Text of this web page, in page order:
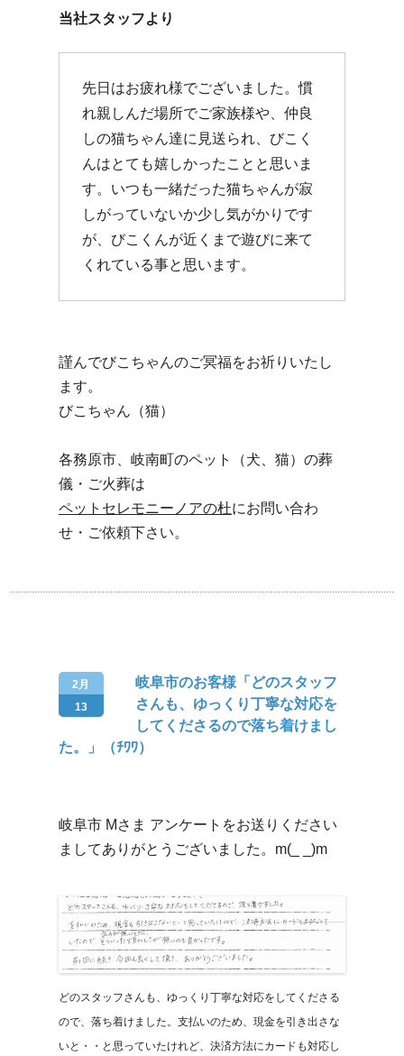
当社スタッフより
先日はお疲れ様でございました。慣
れ親しんだ場所でご家族様や、仲良
しの猫ちゃん達に見送られ、びこく
んはとても嬉しかったことと思いま
す。いつも一緒だった猫ちゃんが寂
しがっていないか少し気がかりです
が、びこくんが近くまで遊びに来て
くれている事と思います。
謹んでびこちゃんのご冥福をお祈りいたし
ます。
びこちゃん（猫）
各務原市、岐南町のペット（犬、猫）の葬
儀・ご火葬は
ペットセレモニーノアの杜にお問い合わ
せ・ご依頼下さい。
2月
13
岐阜市のお客様「どのスタッフ
さんも、ゆっくり丁寧な対応を
してくださるので落ち着けまし
た。」（ﾁﾜﾜ）
岐阜市 Mさま アンケートをお送りください
ましてありがとうございました。m(_ _)m
どのスタッフさんも、ゆっくり丁寧な対応をしてくださる
ので、落ち着けました。支払いのため、現金を引き出さな
いと・・と思っていたけれど、決済方法にカードも対応し